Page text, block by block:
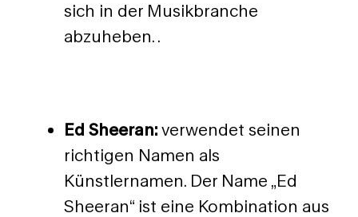
sich in der Musikbranche
abzuheben. .
Ed Sheeran: verwendet seinen
richtigen Namen als
Künstlernamen. Der Name „Ed
Sheeran“ ist eine Kombination aus